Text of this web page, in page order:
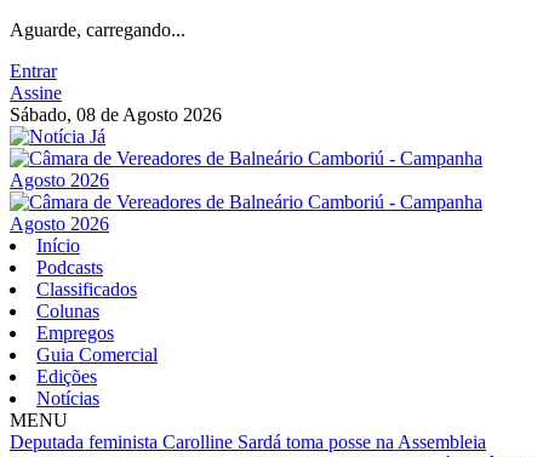
Aguarde, carregando...
Entrar
Assine
Sábado, 08 de Agosto 2026
Início
Podcasts
Classificados
Colunas
Empregos
Guia Comercial
Edições
Notícias
MENU
Deputada feminista Carolline Sardá toma posse na Assembleia